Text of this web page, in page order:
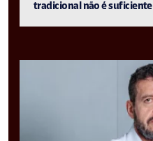
tradicional não é suficiente